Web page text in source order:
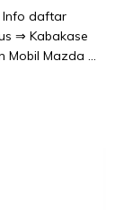
Info daftar
⇒ Kabakase
Mobil Mazda …